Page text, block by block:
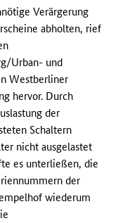
Verärgerung
abholten, rief
Urban- und
Westberliner
hervor. Durch
der
Schaltern
nicht ausgelastet
es unterließen, die
der
wiederum